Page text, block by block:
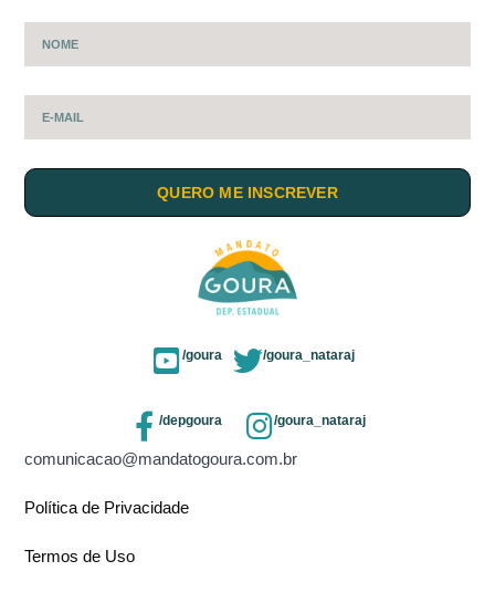
QUERO ME INSCREVER
/goura /goura_nataraj
/depgoura /goura_nataraj
comunicacao@mandatogoura.com.br
Política de Privacidade
Termos de Uso